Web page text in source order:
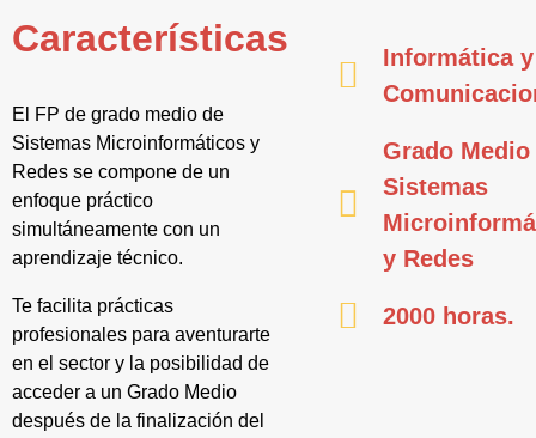
Características
El FP de grado medio de
Sistemas Microinformáticos y
Redes se compone de un
enfoque práctico
simultáneamente con un
aprendizaje técnico.
Te facilita prácticas
profesionales para aventurarte
en el sector y la posibilidad de
acceder a un Grado Medio
después de la finalización del
Informática y
Grado Medio
Sistemas
y Redes
2000 horas.